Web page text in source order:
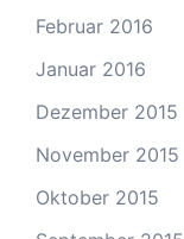
Februar 2016
Januar 2016
Dezember 2015
November 2015
Oktober 2015